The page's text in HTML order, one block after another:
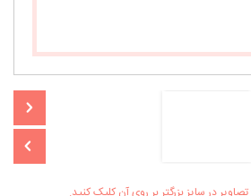
در سایز بزرگتر بر روی آن کلیک کنید.